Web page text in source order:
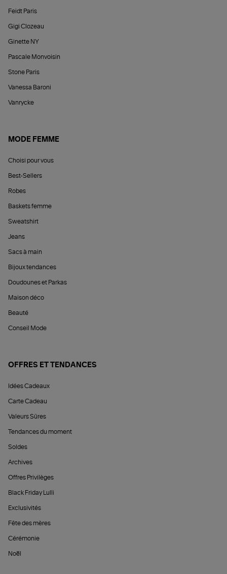
Feidt Paris
Gigi Clozeau
Ginette NY
Pascale Monvoisin
Stone Paris
Vanessa Baroni
Vanrycke
MODE FEMME
Choisi pour vous
Best-Sellers
Robes
Baskets femme
Sweatshirt
Jeans
Sacs à main
Bijoux tendances
Doudounes et Parkas
Maison déco
Beauté
Conseil Mode
OFFRES ET TENDANCES
Idées Cadeaux
Carte Cadeau
Valeurs Sûres
Tendances du moment
Soldes
Archives
Offres Privilèges
Black Friday Lulli
Exclusivités
Fête des mères
Cérémonie
Noël